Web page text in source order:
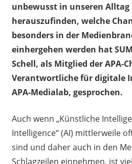
unbewusst in unseren
herauszufinden, welche
besonders in der
einhergehen werden hat
Schell, als Mitglied der APA-
Verantwortliche für digitale
APA-Medialab, gesprochen.
Auch wenn „Künstliche
Intelligence“ (AI) mittlerweile
sind und daher auch in den
Schlagzeilen einnehmen, ist